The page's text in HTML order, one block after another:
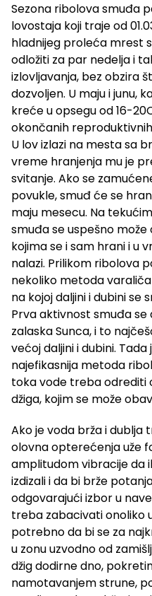
Sezona ribolova smuđa
lovostaja koji traje od
hladnijeg proleća mrest
odložiti za par nedelja i
izlovljavanja, bez obzira
dozvoljen. U maju i junu,
kreće u opsegu od 16-
okončanih
U lov izlazi na mesta sa
vreme hranjenja mu je
svitanje. Ako se
povukle, smuđ će se
maju mesecu. Na
smuđa se uspešno
kojima se i sam hrani i u
nalazi. Prilikom ribolova
nekoliko metoda
na kojoj daljini i dubini se
Prva aktivnost smuđa
zalaska Sunca, i to
većoj daljini i dubini.
najefikasnija metoda
toka vode treba odrediti
džiga, kojim se može
Ako je voda brža i dublja
olovna opterećenja uže
amplitudom vibracije da
izdizali i da bi brže
odgovarajući izbor u
treba zabacivati onoliko
potrebno da bi se za
u zonu uzvodno od
džig dodirne dno,
namotavanjem strune,